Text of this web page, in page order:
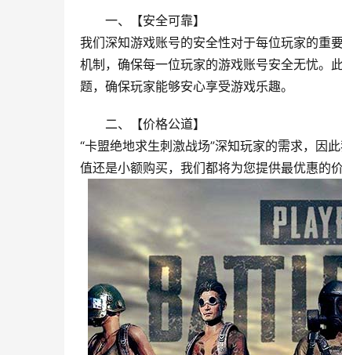
一、【安全可靠】
我们深知游戏账号的安全性对于每位玩家的重
机制，确保每一位玩家的游戏账号安全无忧。
题，确保玩家能够安心享受游戏乐趣。
二、【价格公道】
“卡盟绝地求生刺激战场”深知玩家的需求，因
值还是小额购买，我们都将为您提供最优惠的